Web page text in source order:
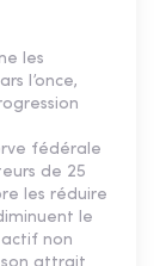
les
l’once,
fédérale
de 25
les réduire
le
non